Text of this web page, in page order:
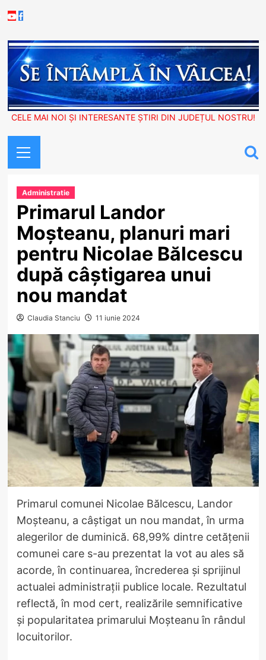
to
Youtube
Facebook
CELE MAI NOI ȘI INTERESANTE ȘTIRI DIN JUDEȚUL NOSTRU!
Menu
Administratie
Primarul Landor
Moșteanu, planuri mari
pentru Nicolae Bălcescu
după câștigarea unui
nou mandat
Claudia Stanciu 11 iunie 2024
Primarul comunei Nicolae Bălcescu, Landor
Moșteanu, a câștigat un nou mandat, în urma
alegerilor de duminică. 68,99% dintre cetățenii
comunei care s-au prezentat la vot au ales să
acorde, în continuarea, încrederea și sprijinul
actualei administrații publice locale. Rezultatul
reflectă, în mod cert, realizările semnificative
și popularitatea primarului Moșteanu în rândul
locuitorilor.